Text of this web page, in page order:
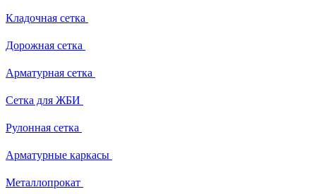
Кладочная сетка
Дорожная сетка
Арматурная сетка
Сетка для ЖБИ
Рулонная сетка
Арматурные каркасы
Металлопрокат